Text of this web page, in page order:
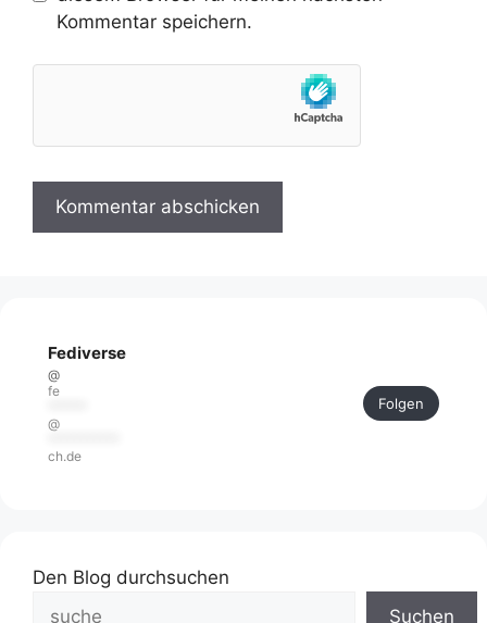
Kommentar speichern.
Fediverse
@
fe
@
ch.de
Folgen
Den Blog durchsuchen
Suchen